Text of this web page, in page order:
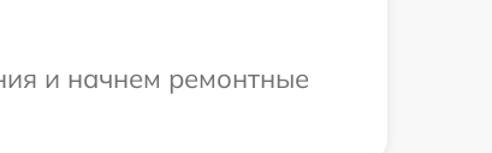
и начнем ремонтные